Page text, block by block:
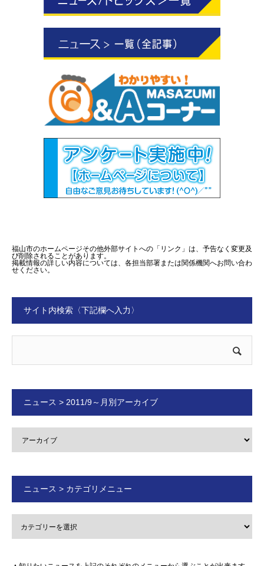
福山市のホームページその他外部サイトへの「リンク」は、予告なく変更及
び削除されることがあります。
掲載情報の詳しい内容については、各担当部署または関係機関へお問い合わ
せください。
サイト内検索〈下記欄へ入力〉
ニュース > 2011/9～月別アーカイブ
ニュース > カテゴリメニュー